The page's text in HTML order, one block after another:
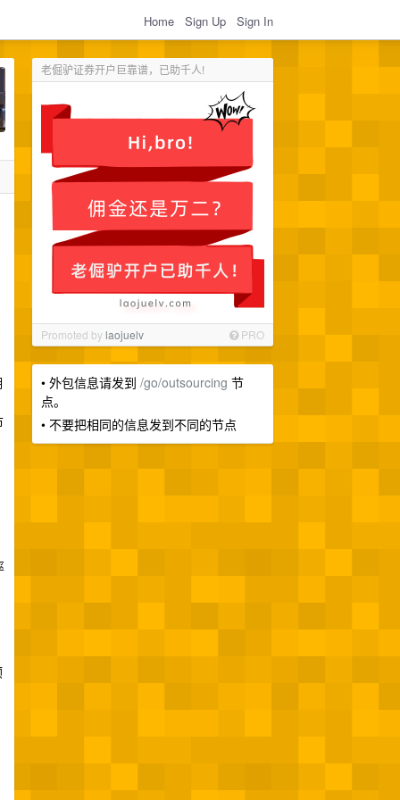
Home Sign Up Sign In
老倔驴证券开户巨靠谱，已助千人!
Promoted bylaojuelv PRO
• 外包信息请发到 /go/outsourcing 节
点。
• 不要把相同的信息发到不同的节点